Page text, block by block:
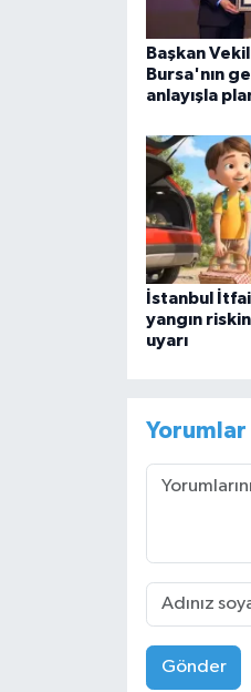
Başkan
Bursa'nın
anlayışla
İstanbul
yangın
uyarı
Yorumlar
Gönder